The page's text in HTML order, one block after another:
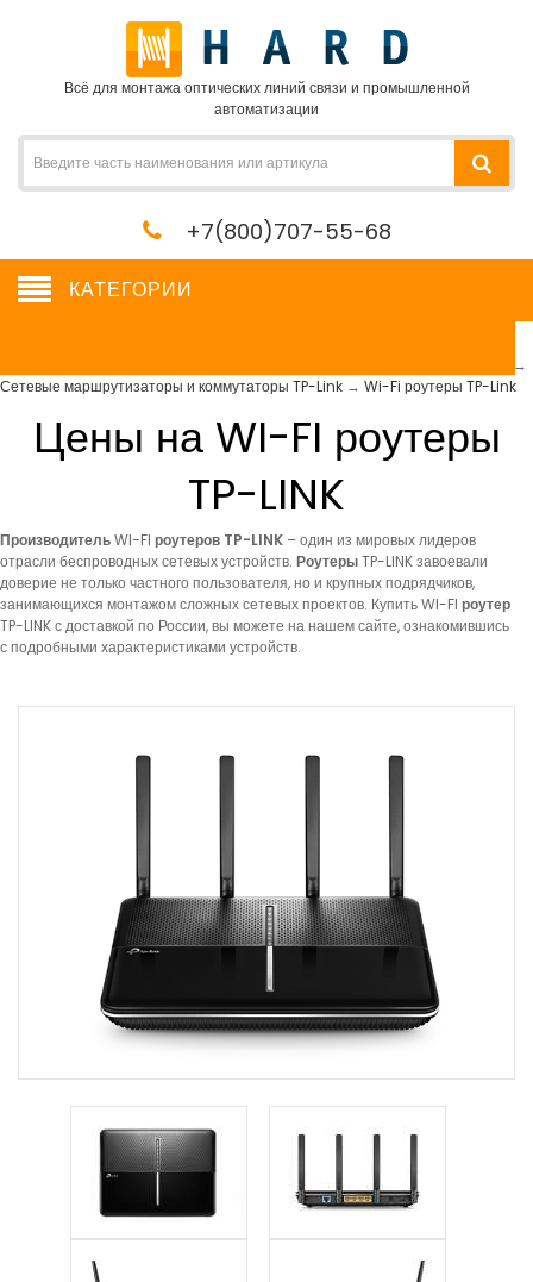
Всё для монтажа оптических линий связи и промышленной
автоматизации
+7(800)707-55-68
КАТЕГОРИИ
→
Сетевые маршрутизаторы и коммутаторы TP-Link → Wi-Fi роутеры TP-Link
Цены на WI-FI роутеры
TP-LINK
ПроизводительWI-FI роутеров TP-LINK – один из мировых лидеров
отрасли беспроводных сетевых устройств. РоутерыTP-LINK завоевали
доверие не только частного пользователя, но и крупных подрядчиков,
занимающихся монтажом сложных сетевых проектов. Купить WI-FI роутер
TP-LINK с доставкой по России, вы можете на нашем сайте, ознакомившись
с подробными характеристиками устройств.